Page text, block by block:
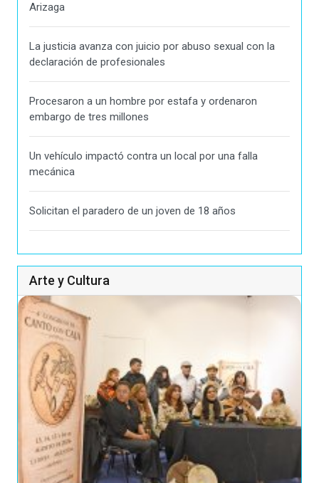
Arizaga
La justicia avanza con juicio por abuso sexual con la
declaración de profesionales
Procesaron a un hombre por estafa y ordenaron
embargo de tres millones
Un vehículo impactó contra un local por una falla
mecánica
Solicitan el paradero de un joven de 18 años
Arte y Cultura